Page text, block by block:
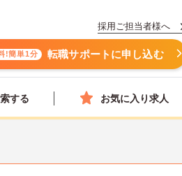
採用ご担当者様へ
!簡単1分 転職サポートに申し込む
する お気に入り求人